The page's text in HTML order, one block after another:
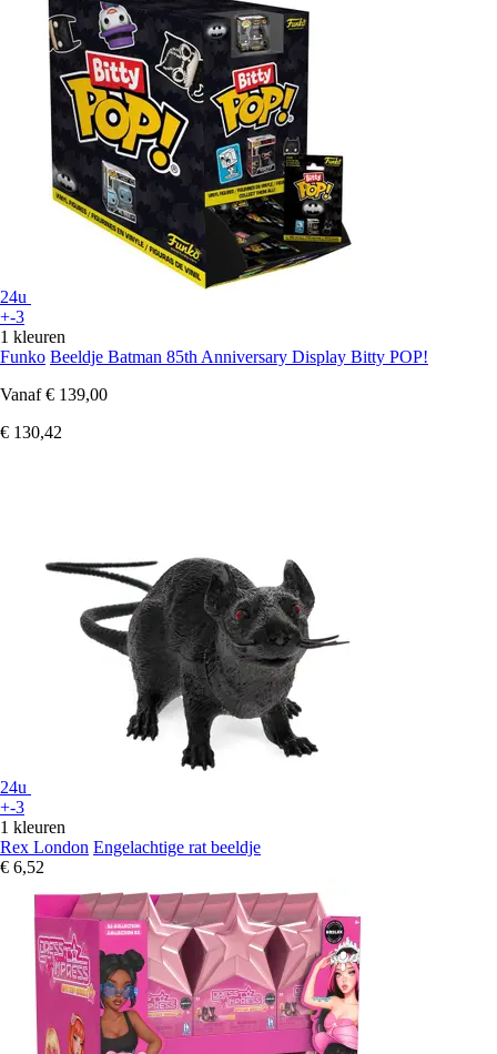
24u
+-3
1 kleuren
Funko Beeldje Batman 85th Anniversary Display Bitty POP!
Vanaf € 139,00
€ 130,42
24u
+-3
1 kleuren
Rex London Engelachtige rat beeldje
€ 6,52